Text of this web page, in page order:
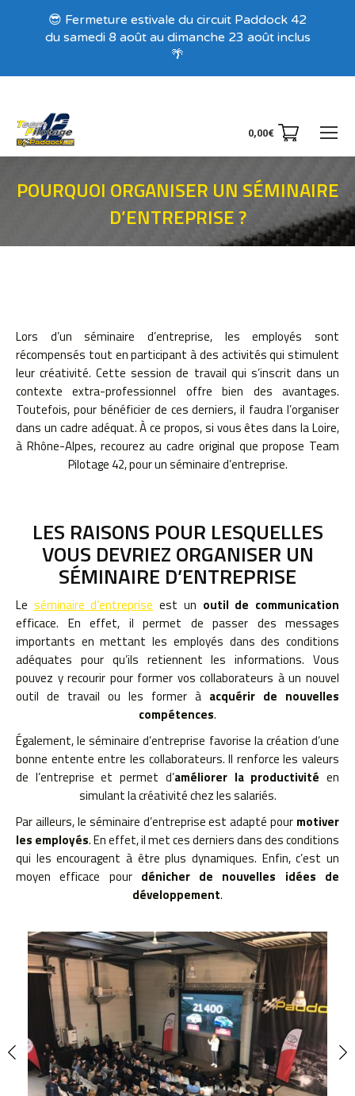
0,00€
POURQUOI ORGANISER UN SÉMINAIRE
D’ENTREPRISE ?
Vous êtes ici :
Lors d’un séminaire d’entreprise, les employés sont
récompensés tout en participant à des activités qui stimulent
leur créativité. Cette session de travail qui s’inscrit dans un
contexte extra-professionnel offre bien des avantages.
Toutefois, pour bénéficier de ces derniers, il faudra l’organiser
dans un cadre adéquat. À ce propos, si vous êtes dans la Loire,
à Rhône-Alpes, recourez au cadre original que propose Team
Pilotage 42, pour un séminaire d’entreprise.
LES RAISONS POUR LESQUELLES
VOUS DEVRIEZ ORGANISER UN
SÉMINAIRE D’ENTREPRISE
Le séminaire d’entreprise est un outil de communication
efficace. En effet, il permet de passer des messages
importants en mettant les employés dans des conditions
adéquates pour qu’ils retiennent les informations. Vous
pouvez y recourir pour former vos collaborateurs à un nouvel
outil de travail ou les former à acquérir de nouvelles
compétences.
Également, le séminaire d’entreprise favorise la création d’une
bonne entente entre les collaborateurs. Il renforce les valeurs
de l’entreprise et permet d’améliorer la productivitéen
simulant la créativité chez les salariés.
Par ailleurs, le séminaire d’entreprise est adapté pour motiver
les employés. En effet, il met ces derniers dans des conditions
qui les encouragent à être plus dynamiques. Enfin, c’est un
moyen efficace pour dénicher de nouvelles idées de
développement.
😎 Fermeture estivale du circuit Paddock 42
du samedi 8 août au dimanche 23 août inclus
🌴